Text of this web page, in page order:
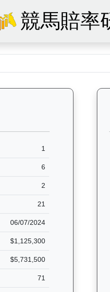
競馬賠率
）— 馬匹基本資料：查
1
6
2
21
06/07/2024
$1,125,300
$5,731,500
71